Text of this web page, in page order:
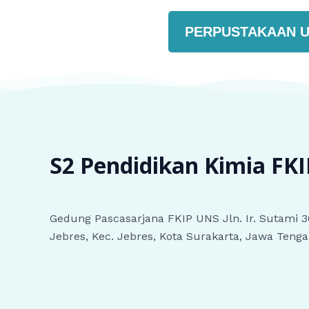
PERPUSTAKAAN
S2 Pendidikan Kimia
Gedung Pascasarjana FKIP UNS Jln. Ir. Sutami
Jebres, Kec. Jebres, Kota Surakarta, Jawa